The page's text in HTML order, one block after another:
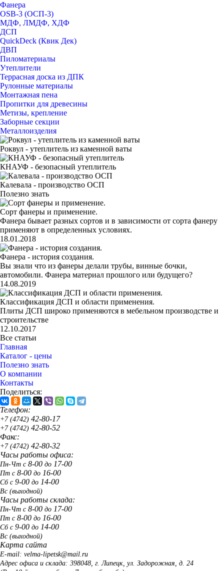
Фанера
OSB-3 (ОСП-3)
МДФ, ЛМДФ, ХДФ
ДСП
QuickDeck (Квик Дек)
ДВП
Пиломатериалы
Утеплители
Террасная доска из ДПК
Рулонные материалы
Монтажная пена
Пропитки для древесины
Метизы, крепление
Заборные секции
Металлоизделия
Роквул - утеплитель из каменной ваты
КНАУФ - безопасный утеплитель
Калевала - производство ОСП
Полезно знать
Сорт фанеры и применение.
Фанера бывает разных сортов и в зависимости от сорта фанеру
применяют в определенных условиях.
18.01.2018
Фанера - история создания.
Вы знали что из фанеры делали трубы, винные бочки,
автомобили. Фанера материал прошлого или будущего?
14.08.2019
Классификация ДСП и области применения.
Плиты ДСП широко применяются в мебельном производстве и
строительстве
12.10.2017
Все статьи
Главная
Каталог - цены
Полезно знать
О компании
Контакты
Поделиться:
Телефон:
+7 (4742) 42-80-17
+7 (4742) 42-80-52
Факс:
+7 (4742) 42-80-32
Часы работы офиса:
Пн-Чт с 8-00 до 17-00
Пт с 8-00 до 16-00
Сб с 9-00 до 14-00
Вс (выходной)
Часы работы склада:
Пн-Чт с 8-00 до 17-00
Пт с 8-00 до 16-00
Сб с 9-00 до 14-00
Вс (выходной)
Карта сайта
E-mail: velma-lipetsk@mail.ru
Адрес офиса и склада: 398048, г. Липецк, ул. Задорожная, д. 24